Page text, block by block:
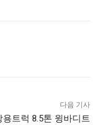
다음 기사
용트럭 8.5톤 윙바디트